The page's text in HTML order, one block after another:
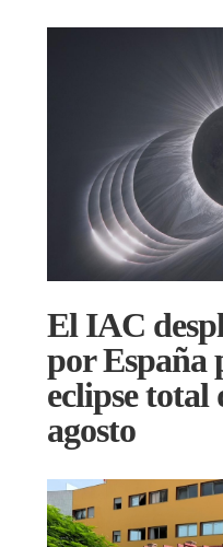
El IAC
por España
eclipse total
agosto